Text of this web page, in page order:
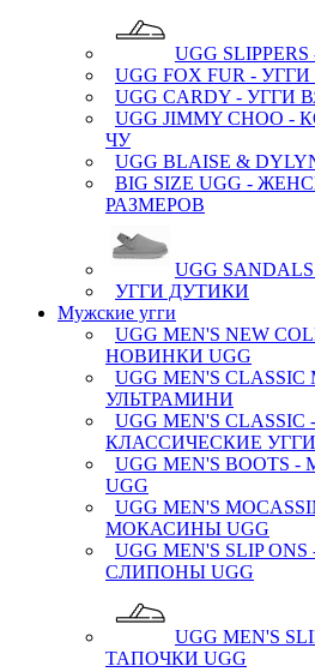
UGG
UGG FOX FUR -
UGG CARDY - УГГИ
UGG JIMMY
ЧУ
UGG BLAISE &
BIG SIZE UGG -
РАЗМЕРОВ
UGG
УГГИ ДУТИКИ
Мужские угги
UGG MEN'S NEW
НОВИНКИ UGG
UGG MEN'S
УЛЬТРАМИНИ
UGG MEN'S
КЛАССИЧЕСКИЕ УГГИ
UGG MEN'S
UGG
UGG MEN'S
МОКАСИНЫ UGG
UGG MEN'S SLIP
СЛИПОНЫ UGG
UGG MEN'S
ТАПОЧКИ UGG